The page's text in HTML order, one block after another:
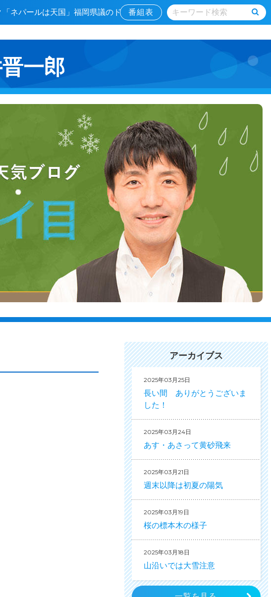
ネパールは天国」福岡県議のド
番組表
一郎
アーカイブス
2025年03月25日
長い間 ありがとうございま
した！
2025年03月24日
あす・あさって黄砂飛来
2025年03月21日
週末以降は初夏の陽気
2025年03月19日
桜の標本木の様子
2025年03月18日
山沿いでは大雪注意